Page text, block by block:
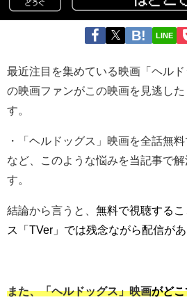
LINE
最近注目を集めている映画「ヘルド
の映画ファンがこの映画を見逃し
す。
・「ヘルドッグス」映画を全話無
など、このような悩みを当記事で
す。
結論から言うと、 無料で視聴する
ス「TVer」では残念ながら配信があ
また、「ヘルドッグス」映画がど